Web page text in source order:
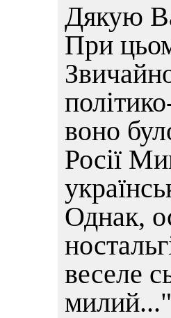
Дякую
При
воно
Росії
Однак,
веселе